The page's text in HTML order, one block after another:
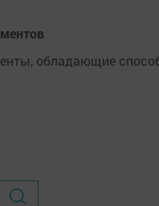
обладающие